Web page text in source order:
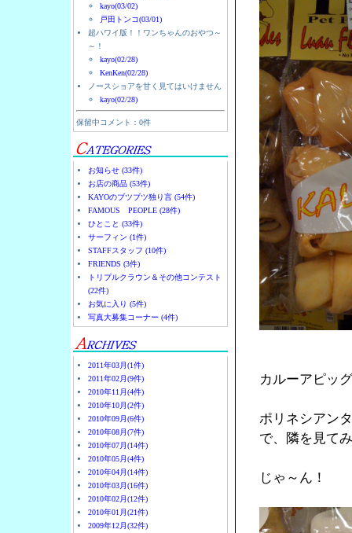
kayo(03/02)
戸田トンコ(03/01)
超ハワイ版！！ワンちゃんのおやつ～
～！
kayo(02/28)
KenKen(02/28)
ノースショアを甘く見てはいけません
kayo(02/28)
保留中コメント：0件
お知らせ (33件)
お店の商品 (53件)
KAYOのブツブツ独り言 (54件)
FAMOUS PEOPLE (28件)
ひとこと (33件)
サーフィン (1件)
STAFFスタッフ (10件)
FRIENDS (3件)
トリプルクラウン＆その他コンテスト
(22件)
お気に入り (5件)
写真大募集コーナー (4件)
2011年03月(1件)
2011年02月(9件)
2010年11月(4件)
2010年10月(2件)
2010年09月(6件)
2010年08月(7件)
2010年07月(14件)
2010年05月(4件)
2010年04月(14件)
2010年03月(16件)
2010年02月(12件)
2010年01月(21件)
2009年12月(32件)
カルーアピッ
ポリネシアン
で、隣を見て
じゃ～ん！